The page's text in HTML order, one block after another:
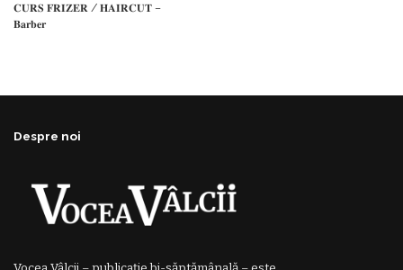
𝐂𝐔𝐑𝐒 𝐅𝐑𝐈𝐙𝐄𝐑 / 𝐇𝐀𝐈𝐑𝐂𝐔𝐓 –
𝐁𝐚𝐫𝐛𝐞𝐫
Despre noi